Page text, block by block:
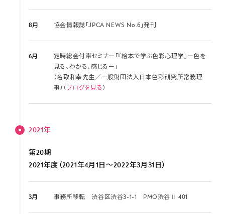
8月 協会情報誌「JPCA NEWS No.6」発刊
6月
定時総会付帯セミナー「『絵本で学ぶ色彩心理学』ー色を
見る、わかる、感じるー」
（名取和幸先生／一般財団法人日本色彩研究所常務理
事）（ブログを見る ）
2021年
第20期
2021年度（2021年4月1日～2022年3月31日）
3月 事務所移転 渋谷区渋谷3-1-1 PMO渋谷Ⅱ 401